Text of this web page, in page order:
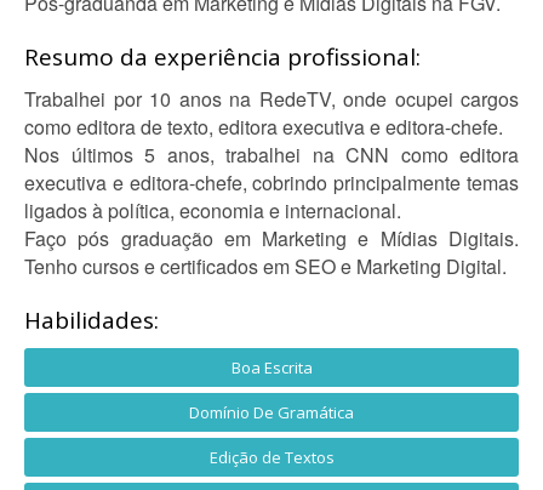
Resumo da experiência profissional:
Trabalhei por 10 anos na RedeTV, onde ocupei cargos
como editora de texto, editora executiva e editora-chefe.
Nos últimos 5 anos, trabalhei na CNN como editora
executiva e editora-chefe, cobrindo principalmente temas
ligados à política, economia e internacional.
Faço pós graduação em Marketing e Mídias Digitais.
Tenho cursos e certificados em SEO e Marketing Digital.
Habilidades:
Boa Escrita
Domínio De Gramática
Edição de Textos